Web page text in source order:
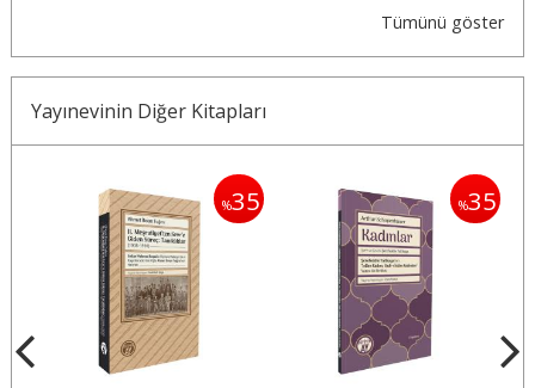
Tümünü göster
Yayınevinin Diğer Kitapları
%35 %35